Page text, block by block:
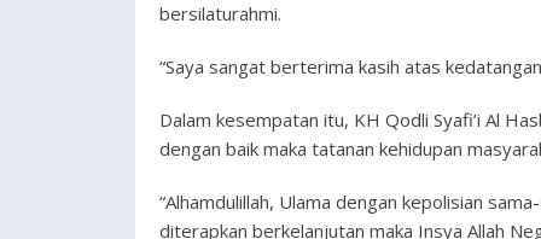
bersilaturahmi.
“Saya sangat berterima kasih atas
Dalam kesempatan itu, KH Qodli Syafi’i Al
dengan baik maka tatanan kehidupan
“Alhamdulillah, Ulama dengan kepolisian
diterapkan berkelanjutan maka Insya Allah